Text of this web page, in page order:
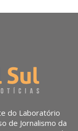
do Laboratório
de Jornalismo da